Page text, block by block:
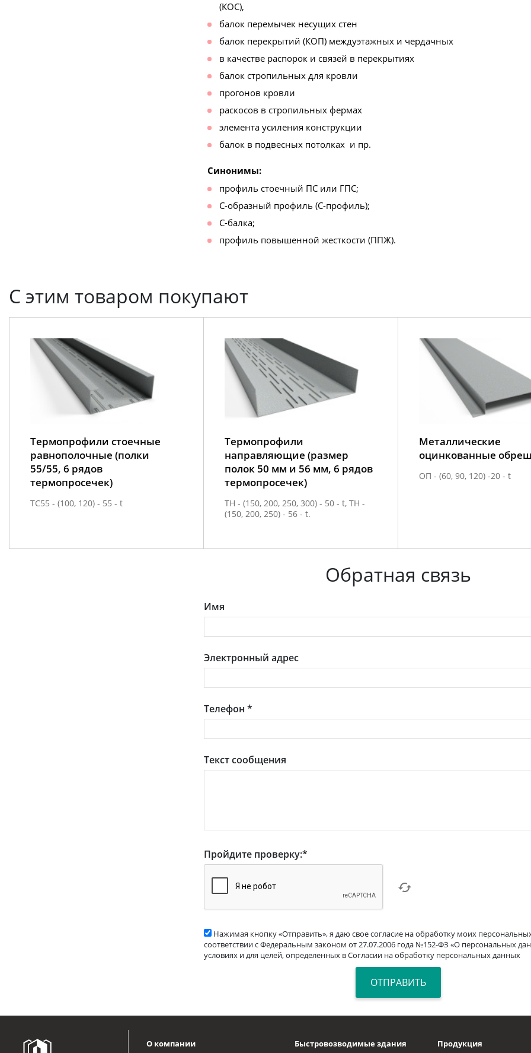
(КОС),
балок перемычек несущих стен
балок перекрытий (КОП) междуэтажных и чердачных
в качестве распорок и связей в перекрытиях
балок стропильных для кровли
прогонов кровли
раскосов в стропильных фермах
элемента усиления конструкции
балок в подвесных потолках и пр.
Синонимы:
профиль стоечный ПС или ГПС;
С-образный профиль (C-профиль);
С-балка;
профиль повышенной жесткости (ППЖ).
С этим товаром покупают
Термопрофили стоечные
равнополочные (полки
55/55, 6 рядов
термопросечек)
ТС55 - (100, 120) - 55 - t
Термопрофили
направляющие (размер
полок 50 мм и 56 мм, 6 рядов
термопросечек)
ТН - (150, 200, 250, 300) - 50 - t, ТН -
(150, 200, 250) - 56 - t.
Металлические
оцинкованные
ОП - (60, 90, 120) -20 - t
Обратная связь
Имя
Электронный адрес
Телефон *
Текст сообщения
Пройдите проверку:*
Нажимая кнопку «Отправить», я даю свое согласие на обработку моих
соответствии с Федеральным законом от 27.07.2006 года №152-ФЗ «О персональных
условиях и для целей, определенных в Согласии на обработку персональных данных
О компании Быстровозводимые здания Продукция